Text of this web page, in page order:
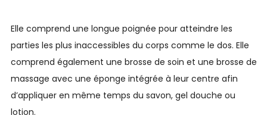
Elle comprend une longue poignée pour atteindre les
parties les plus inaccessibles du corps comme le dos. Elle
comprend également une brosse de soin et une brosse de
massage avec une éponge intégrée à leur centre afin
d’appliquer en même temps du savon, gel douche ou
lotion.